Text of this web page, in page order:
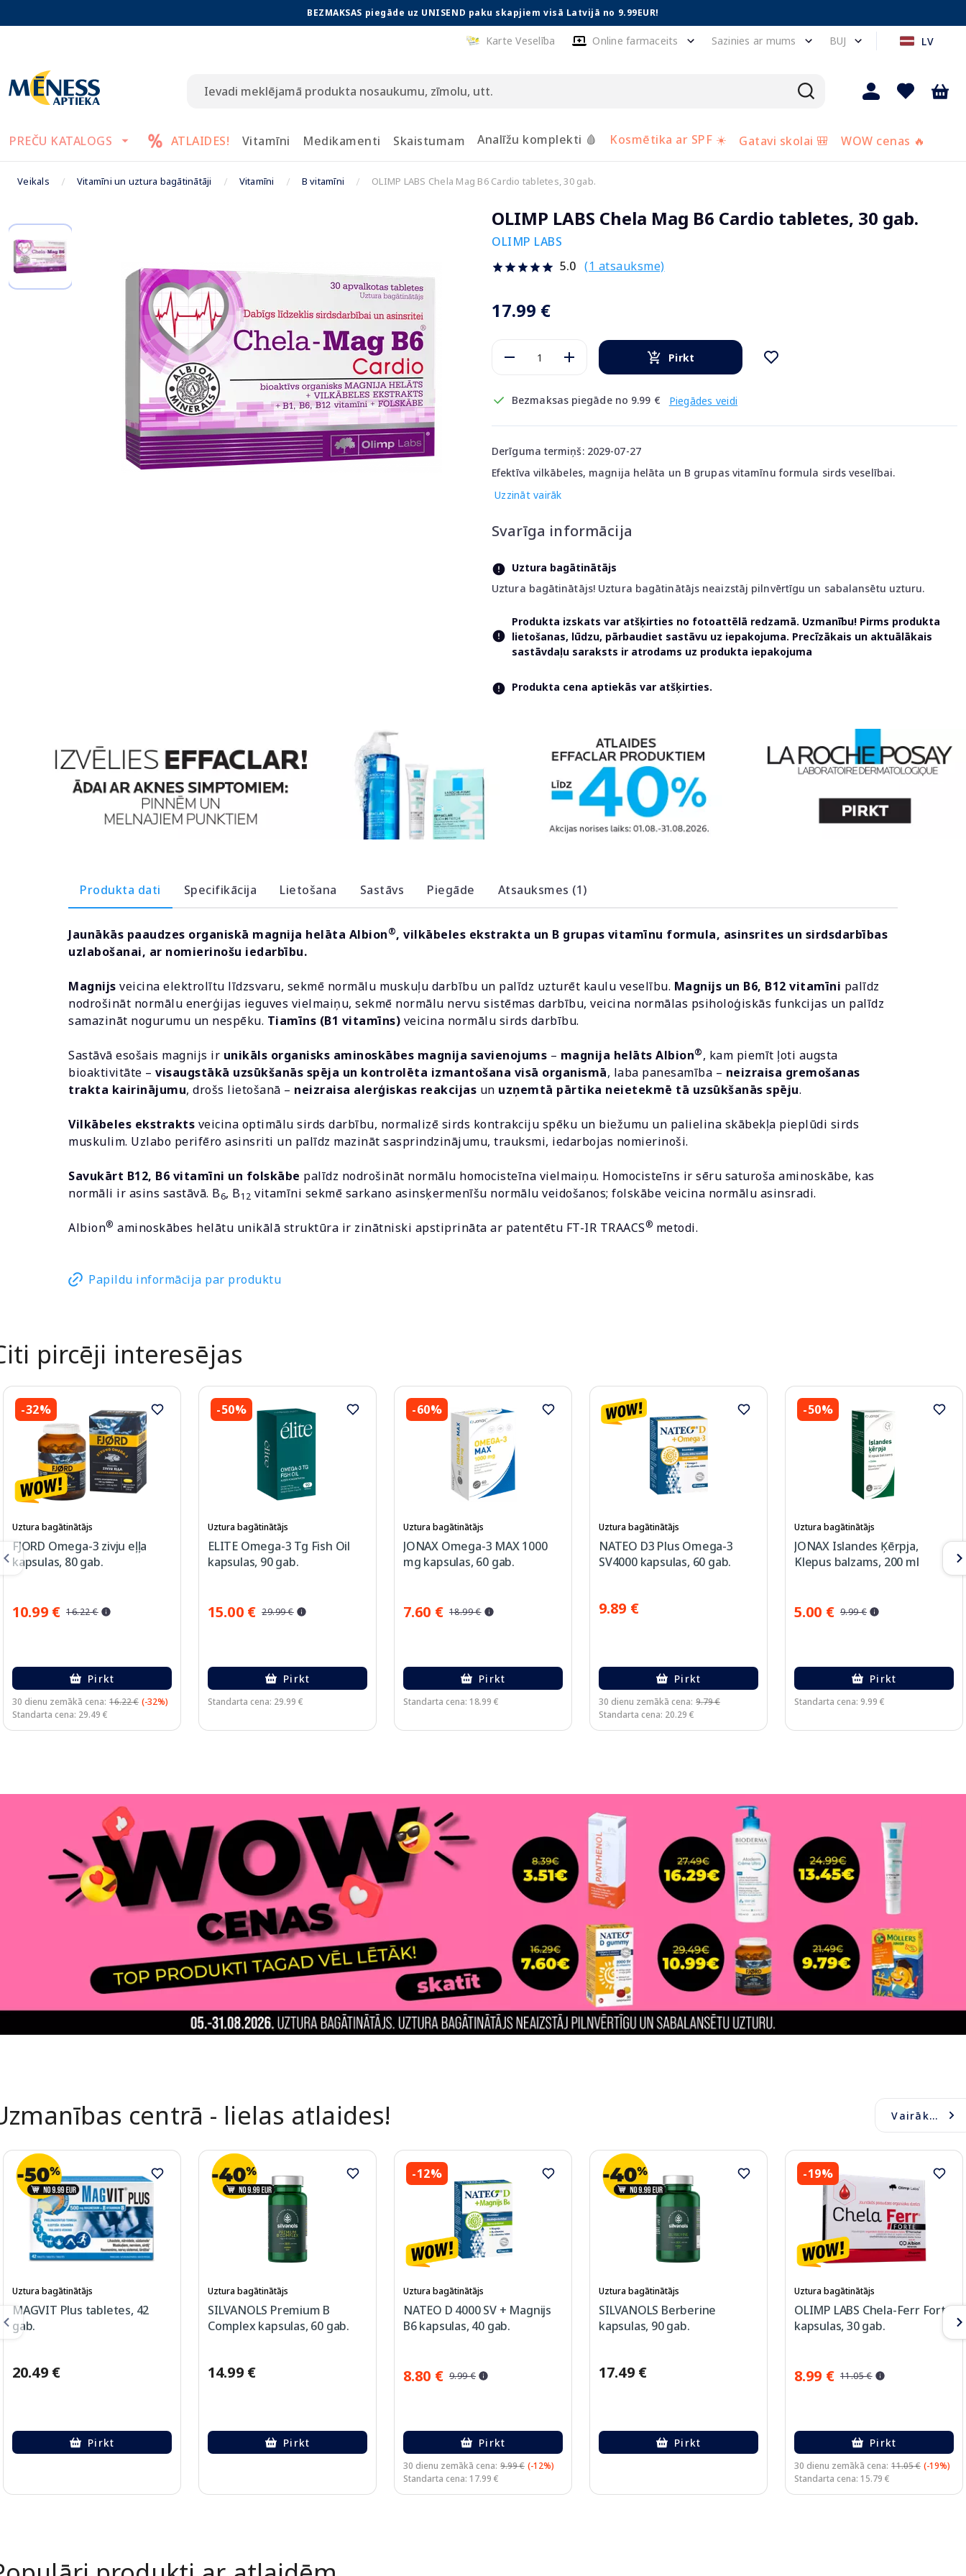
BEZMAKSAS piegāde uz UNISEND paku skapjiem visā Latvijā no 9.99EUR!
Karte Veselība Online farmaceits Sazinies ar mums BUJ LV
PREČU KATALOGS ATLAIDES! Vitamīni Medikamenti Skaistumam Analīžu komplekti 🩸 Kosmētika ar SPF ☀️ Gatavi skolai 🎒 WOW cenas 🔥
Veikals Vitamīni un uztura bagātinātāji Vitamīni B vitamīni OLIMP LABS Chela Mag B6 Cardio tabletes, 30 gab.
OLIMP LABS Chela Mag B6 Cardio tabletes, 30 gab.
OLIMP LABS
5.0 (1 atsauksme)
17.99 €
Pirkt
Bezmaksas piegāde no 9.99 € Piegādes veidi
Derīguma termiņš: 2029-07-27
Efektīva vilkābeles, magnija helāta un B grupas vitamīnu formula sirds veselībai.
Uzzināt vairāk
Svarīga informācija
Uztura bagātinātājs
Uztura bagātinātājs! Uztura bagātinātājs neaizstāj pilnvērtīgu un sabalansētu uzturu.
Produkta izskats var atšķirties no fotoattēlā redzamā. Uzmanību! Pirms produkta
lietošanas, lūdzu, pārbaudiet sastāvu uz iepakojuma. Precīzākais un aktuālākais
sastāvdaļu saraksts ir atrodams uz produkta iepakojuma
Produkta cena aptiekās var atšķirties.
Produkta dati Specifikācija Lietošana Sastāvs Piegāde Atsauksmes (1)
Jaunākās paaudzes organiskā magnija helāta Albion®, vilkābeles ekstrakta un B grupas vitamīnu formula, asinsrites un sirdsdarbības
uzlabošanai, ar nomierinošu iedarbību.
Magnijs veicina elektrolītu līdzsvaru, sekmē normālu muskuļu darbību un palīdz uzturēt kaulu veselību. Magnijs un B6, B12 vitamīni palīdz
nodrošināt normālu enerģijas ieguves vielmaiņu, sekmē normālu nervu sistēmas darbību, veicina normālas psiholoģiskās funkcijas un palīdz
samazināt nogurumu un nespēku. Tiamīns (B1 vitamīns) veicina normālu sirds darbību.
Sastāvā esošais magnijs ir unikāls organisks aminoskābes magnija savienojums – magnija helāts Albion®, kam piemīt ļoti augsta
bioaktivitāte – visaugstākā uzsūkšanās spēja un kontrolēta izmantošana visā organismā, laba panesamība – neizraisa gremošanas
trakta kairinājumu, drošs lietošanā – neizraisa alerģiskas reakcijas un uzņemtā pārtika neietekmē tā uzsūkšanās spēju.
Vilkābeles ekstrakts veicina optimālu sirds darbību, normalizē sirds kontrakciju spēku un biežumu un palielina skābekļa pieplūdi sirds
muskulim. Uzlabo perifēro asinsriti un palīdz mazināt sasprindzinājumu, trauksmi, iedarbojas nomierinoši.
Savukārt B12, B6 vitamīni un folskābe palīdz nodrošināt normālu homocisteīna vielmaiņu. Homocisteīns ir sēru saturoša aminoskābe, kas
normāli ir asins sastāvā. B6, B12 vitamīni sekmē sarkano asinsķermenīšu normālu veidošanos; folskābe veicina normālu asinsradi.
Albion® aminoskābes helātu unikālā struktūra ir zinātniski apstiprināta ar patentētu FT-IR TRAACS® metodi.
Papildu informācija par produktu
pircēji interesējas
-32%
Uztura bagātinātājs
FJORD Omega-3 zivju eļļa
kapsulas, 80 gab.
10.99 € 16.22 €
Pirkt
30 dienu zemākā cena: 16.22 € (-32%)
Standarta cena: 29.49 €
-50%
Uztura bagātinātājs
ELITE Omega-3 Tg Fish Oil
kapsulas, 90 gab.
15.00 € 29.99 €
Pirkt
Standarta cena: 29.99 €
-60%
Uztura bagātinātājs
JONAX Omega-3 MAX 1000
mg kapsulas, 60 gab.
7.60 € 18.99 €
Pirkt
Standarta cena: 18.99 €
Uztura bagātinātājs
NATEO D3 Plus Omega-3
SV4000 kapsulas, 60 gab.
9.89 €
Pirkt
30 dienu zemākā cena: 9.79 €
Standarta cena: 20.29 €
-50%
Uztura bagātinātājs
JONAX Islandes Ķērpja,
Klepus balzams, 200 ml
5.00 € 9.99 €
Pirkt
Standarta cena: 9.99 €
centrā - lielas atlaides! Vairāk...
Uztura bagātinātājs
MAGVIT Plus tabletes, 42
gab.
20.49 €
Pirkt
Uztura bagātinātājs
SILVANOLS Premium B
Complex kapsulas, 60 gab.
14.99 €
Pirkt
-12%
Uztura bagātinātājs
NATEO D 4000 SV + Magnijs
B6 kapsulas, 40 gab.
8.80 € 9.99 €
Pirkt
30 dienu zemākā cena: 9.99 € (-12%)
Standarta cena: 17.99 €
Uztura bagātinātājs
SILVANOLS Berberine
kapsulas, 90 gab.
17.49 €
Pirkt
-19%
Uztura bagātinātājs
OLIMP LABS Chela-Ferr Forte
kapsulas, 30 gab.
8.99 € 11.05 €
Pirkt
30 dienu zemākā cena: 11.05 € (-19%)
Standarta cena: 15.79 €